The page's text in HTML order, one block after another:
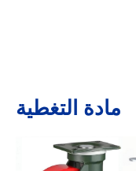
مادة التغطية